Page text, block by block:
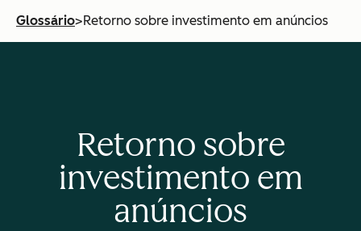
Glossário>Retorno sobre investimento em anúncios
Retorno sobre
investimento em
anúncios